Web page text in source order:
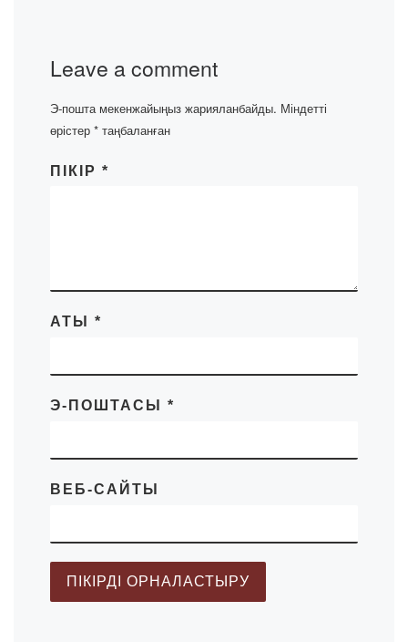
Leave a comment
Э-пошта мекенжайыңыз жарияланбайды. Міндетті
өрістер * таңбаланған
ПІКІР *
АТЫ *
Э-ПОШТАСЫ *
ВЕБ-САЙТЫ